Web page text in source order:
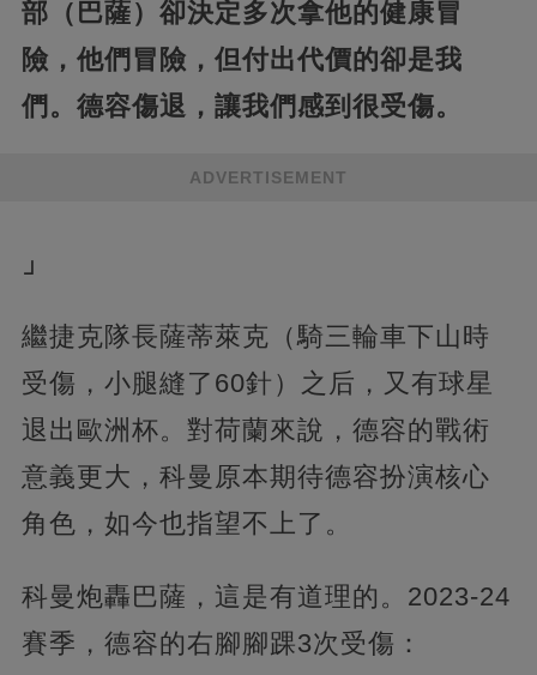
部（巴薩）卻決定多次拿他的健康冒
險，他們冒險，但付出代價的卻是我
們。德容傷退，讓我們感到很受傷。
ADVERTISEMENT
」
繼捷克隊長薩蒂萊克（騎三輪車下山時
受傷，小腿縫了60針）之后，又有球星
退出歐洲杯。對荷蘭來說，德容的戰術
意義更大，科曼原本期待德容扮演核心
角色，如今也指望不上了。
科曼炮轟巴薩，這是有道理的。2023-24
賽季，德容的右腳腳踝3次受傷：